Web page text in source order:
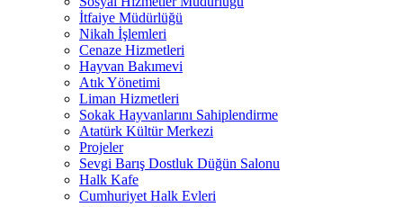
İtfaiye Müdürlüğü
Nikah İşlemleri
Cenaze Hizmetleri
Hayvan Bakımevi
Atık Yönetimi
Liman Hizmetleri
Sokak Hayvanlarını Sahiplendirme
Atatürk Kültür Merkezi
Projeler
Sevgi Barış Dostluk Düğün Salonu
Halk Kafe
Cumhuriyet Halk Evleri